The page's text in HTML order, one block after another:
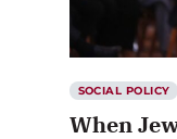
SOCIAL POLICY
When